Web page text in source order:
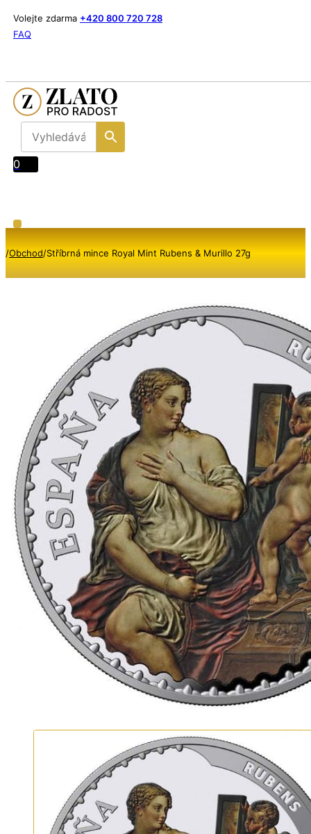
Volejte zdarma +420 800 720 728
FAQ
0
/Obchod/Stříbrná mince Royal Mint Rubens & Murillo 27g